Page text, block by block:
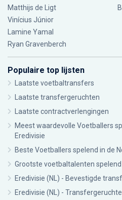
Matthijs de Ligt
Vinícius Júnior
Lamine Yamal
Ryan Gravenberch
Populaire top lijsten
Laatste voetbaltransfers
Laatste transfergeruchten
Laatste contractverlengingen
Meest waardevolle Voetballers
Eredivisie
Beste Voetballers spelend in de
Grootste voetbaltalenten
Eredivisie (NL) - Bevestigde
Eredivisie (NL) -